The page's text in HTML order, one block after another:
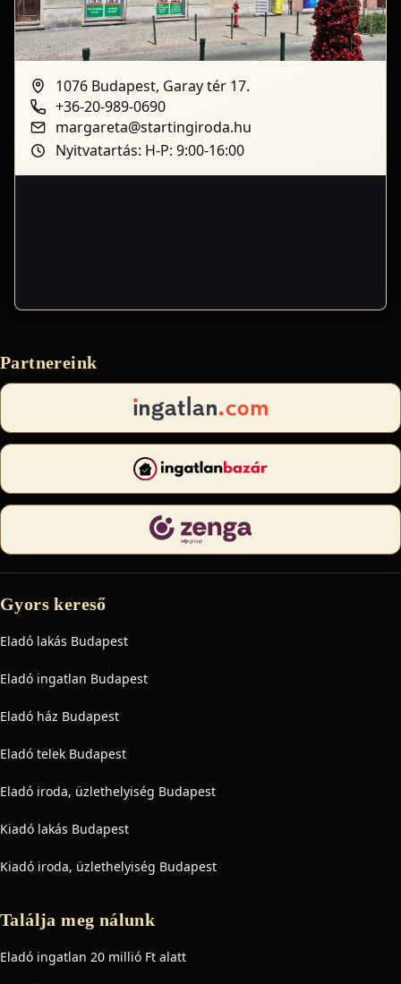
1076 Budapest, Garay tér 17.
+36-20-989-0690
margareta@startingiroda.hu
Nyitvatartás: H-P: 9:00-16:00
Partnereink
Gyors kereső
Eladó lakás Budapest
Eladó ingatlan Budapest
Eladó ház Budapest
Eladó telek Budapest
Eladó iroda, üzlethelyiség Budapest
Kiadó lakás Budapest
Kiadó iroda, üzlethelyiség Budapest
Találja meg nálunk
Eladó ingatlan 20 millió Ft alatt